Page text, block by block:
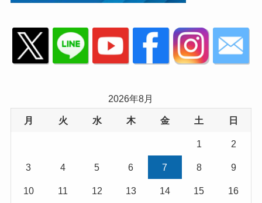
2026年8月
月 火 水 木 金 土 日
1 2
3 4 5 6 7 8 9
10 11 12 13 14 15 16